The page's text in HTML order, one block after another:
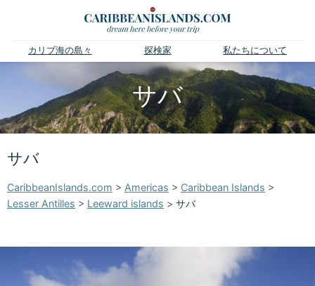
カリブ海の島々 探検家 私たちについて
サバ
サバ
CaribbeanIslands.com > Americas > Caribbean Islands >
Lesser Antilles > Leeward islands > サバ